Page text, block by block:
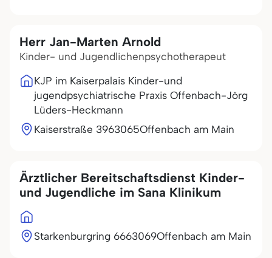
Herr Jan-Marten Arnold
Kinder- und Jugendlichenpsychotherapeut
KJP im Kaiserpalais Kinder-und
jugendpsychiatrische Praxis Offenbach-Jörg
Lüders-Heckmann
Kaiserstraße 3963065Offenbach am Main
Ärztlicher Bereitschaftsdienst Kinder-
und Jugendliche im Sana Klinikum
Starkenburgring 6663069Offenbach am Main